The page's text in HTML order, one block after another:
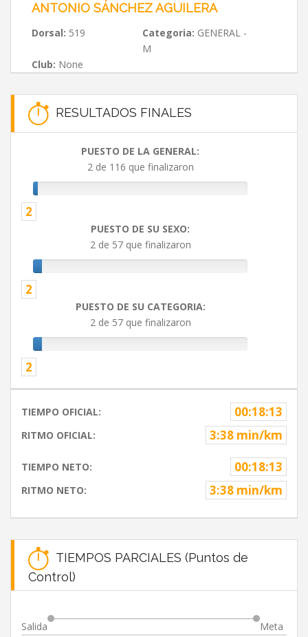
ANTONIO SÁNCHEZ AGUILERA
Dorsal: 519 Categoria: GENERAL -
M
Club: None
RESULTADOS FINALES
PUESTO DE LA GENERAL:
2 de 116 que finalizaron
2
PUESTO DE SU SEXO:
2 de 57 que finalizaron
2
PUESTO DE SU CATEGORIA:
2 de 57 que finalizaron
2
TIEMPO OFICIAL: 00:18:13
RITMO OFICIAL: 3:38 min/km
TIEMPO NETO: 00:18:13
RITMO NETO: 3:38 min/km
TIEMPOS PARCIALES (Puntos de
Control)
Salida Meta